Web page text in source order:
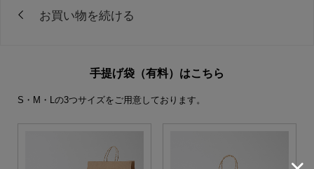
手提げ袋（有料）はこちら
S・M・Lの3つサイズをご用意しております。